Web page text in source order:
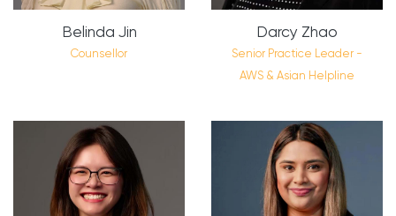
Belinda Jin
Counsellor
Darcy Zhao
Senior Practice Leader -
AWS & Asian Helpline